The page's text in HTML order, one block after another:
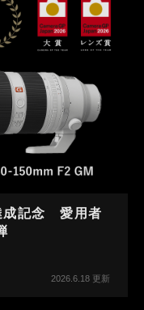
成記念 愛用者
2026.6.18 更新